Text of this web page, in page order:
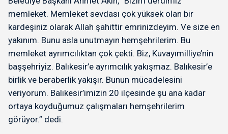
memleket. Memleket sevdası çok yüksek olan bir
kardeşiniz olarak Allah şahittir emrinizdeyim. Ve size en
yakınım. Bunu asla unutmayın hemşehrilerim. Bu
memleket ayrımcılıktan çok çekti. Biz, Kuvayımilliye’nin
başşehriyiz. Balıkesir’e ayrımcılık yakışmaz. Balıkesir’e
birlik ve beraberlik yakışır. Bunun mücadelesini
veriyorum. Balıkesir’imizin 20 ilçesinde şu ana kadar
ortaya koyduğumuz çalışmaları hemşehrilerim
görüyor.” dedi.